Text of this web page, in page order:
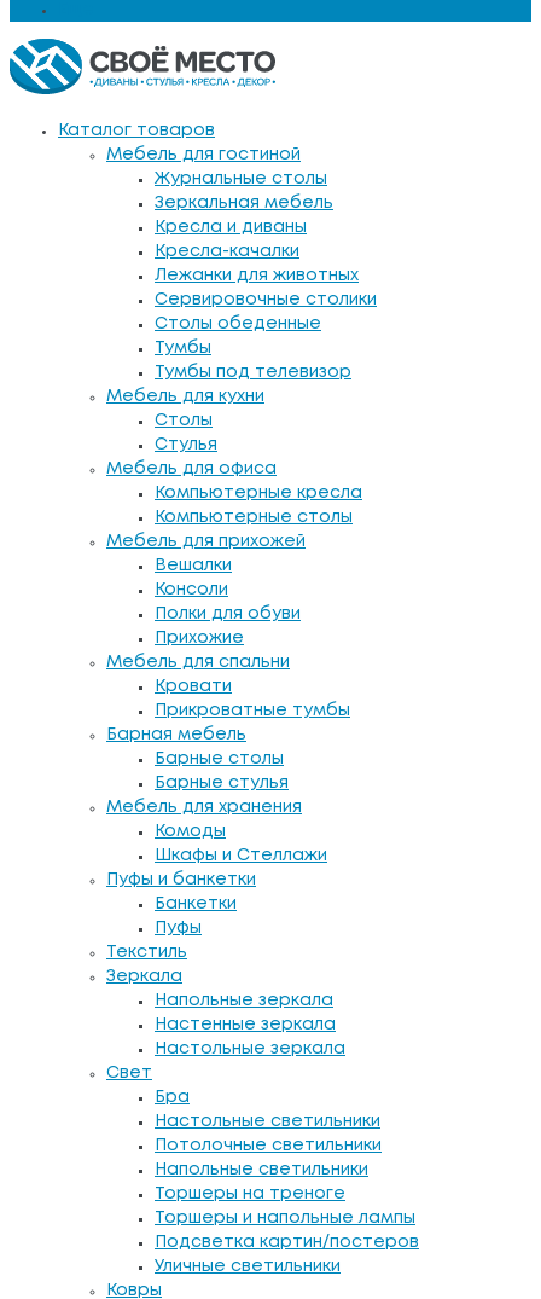
Каталог товаров
Мебель для гостиной
Журнальные столы
Зеркальная мебель
Кресла и диваны
Кресла-качалки
Лежанки для животных
Сервировочные столики
Столы обеденные
Тумбы
Тумбы под телевизор
Мебель для кухни
Столы
Стулья
Мебель для офиса
Компьютерные кресла
Компьютерные столы
Мебель для прихожей
Вешалки
Консоли
Полки для обуви
Прихожие
Мебель для спальни
Кровати
Прикроватные тумбы
Барная мебель
Барные столы
Барные стулья
Мебель для хранения
Комоды
Шкафы и Стеллажи
Пуфы и банкетки
Банкетки
Пуфы
Текстиль
Зеркала
Напольные зеркала
Настенные зеркала
Настольные зеркала
Свет
Бра
Настольные светильники
Потолочные светильники
Напольные светильники
Торшеры на треноге
Торшеры и напольные лампы
Подсветка картин/постеров
Уличные светильники
Ковры